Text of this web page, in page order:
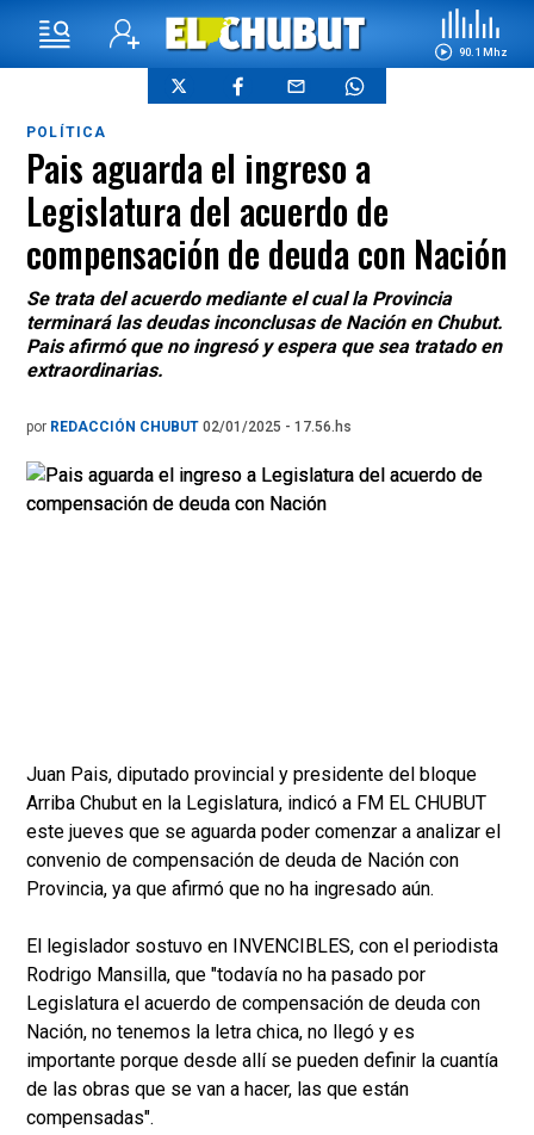
90.1 Mhz
POLÍTICA
Pais aguarda el ingreso a
Legislatura del acuerdo de
compensación de deuda con Nación
Se trata del acuerdo mediante el cual la Provincia
terminará las deudas inconclusas de Nación en Chubut.
Pais afirmó que no ingresó y espera que sea tratado en
extraordinarias.
por REDACCIÓN CHUBUT 02/01/2025 - 17.56.hs
Juan Pais, diputado provincial y presidente del bloque
Arriba Chubut en la Legislatura, indicó a FM EL CHUBUT
este jueves que se aguarda poder comenzar a analizar el
convenio de compensación de deuda de Nación con
Provincia, ya que afirmó que no ha ingresado aún.
El legislador sostuvo en INVENCIBLES, con el periodista
Rodrigo Mansilla, que "todavía no ha pasado por
Legislatura el acuerdo de compensación de deuda con
Nación, no tenemos la letra chica, no llegó y es
importante porque desde allí se pueden definir la cuantía
de las obras que se van a hacer, las que están
compensadas".